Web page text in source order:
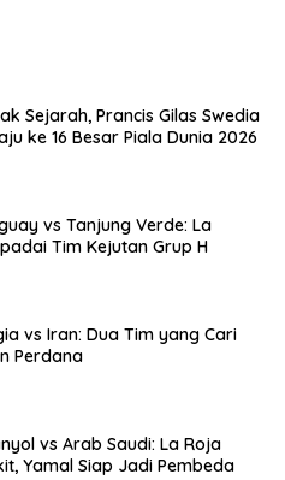
Sejarah, Prancis Gilas Swedia
ke 16 Besar Piala Dunia 2026
vs Tanjung Verde: La
Tim Kejutan Grup H
vs Iran: Dua Tim yang Cari
Perdana
vs Arab Saudi: La Roja
Yamal Siap Jadi Pembeda